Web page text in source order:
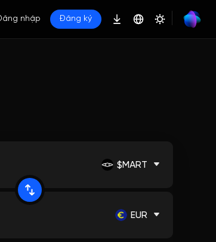
nhập Đăng ký
$MART
EUR